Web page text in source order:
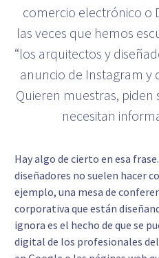
comercio electrónico o
las veces que hemos
“los arquitectos y
anuncio de Instagram
Quieren muestras,
necesitan
Hay algo de cierto en esa
diseñadores no suelen hacer
ejemplo, una mesa de
corporativa que están
ignora es el hecho de que se
digital de los profesionales